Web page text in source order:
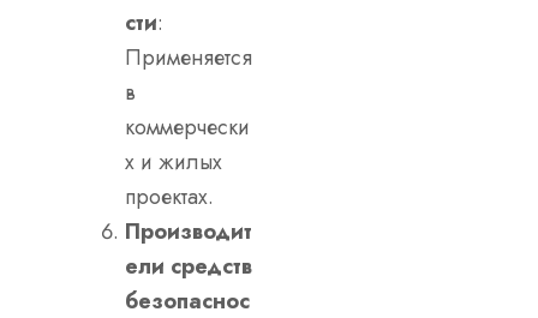
сти:
Применяется
в
коммерчески
х и жилых
проектах.
Производит
ели средств
безопаснос